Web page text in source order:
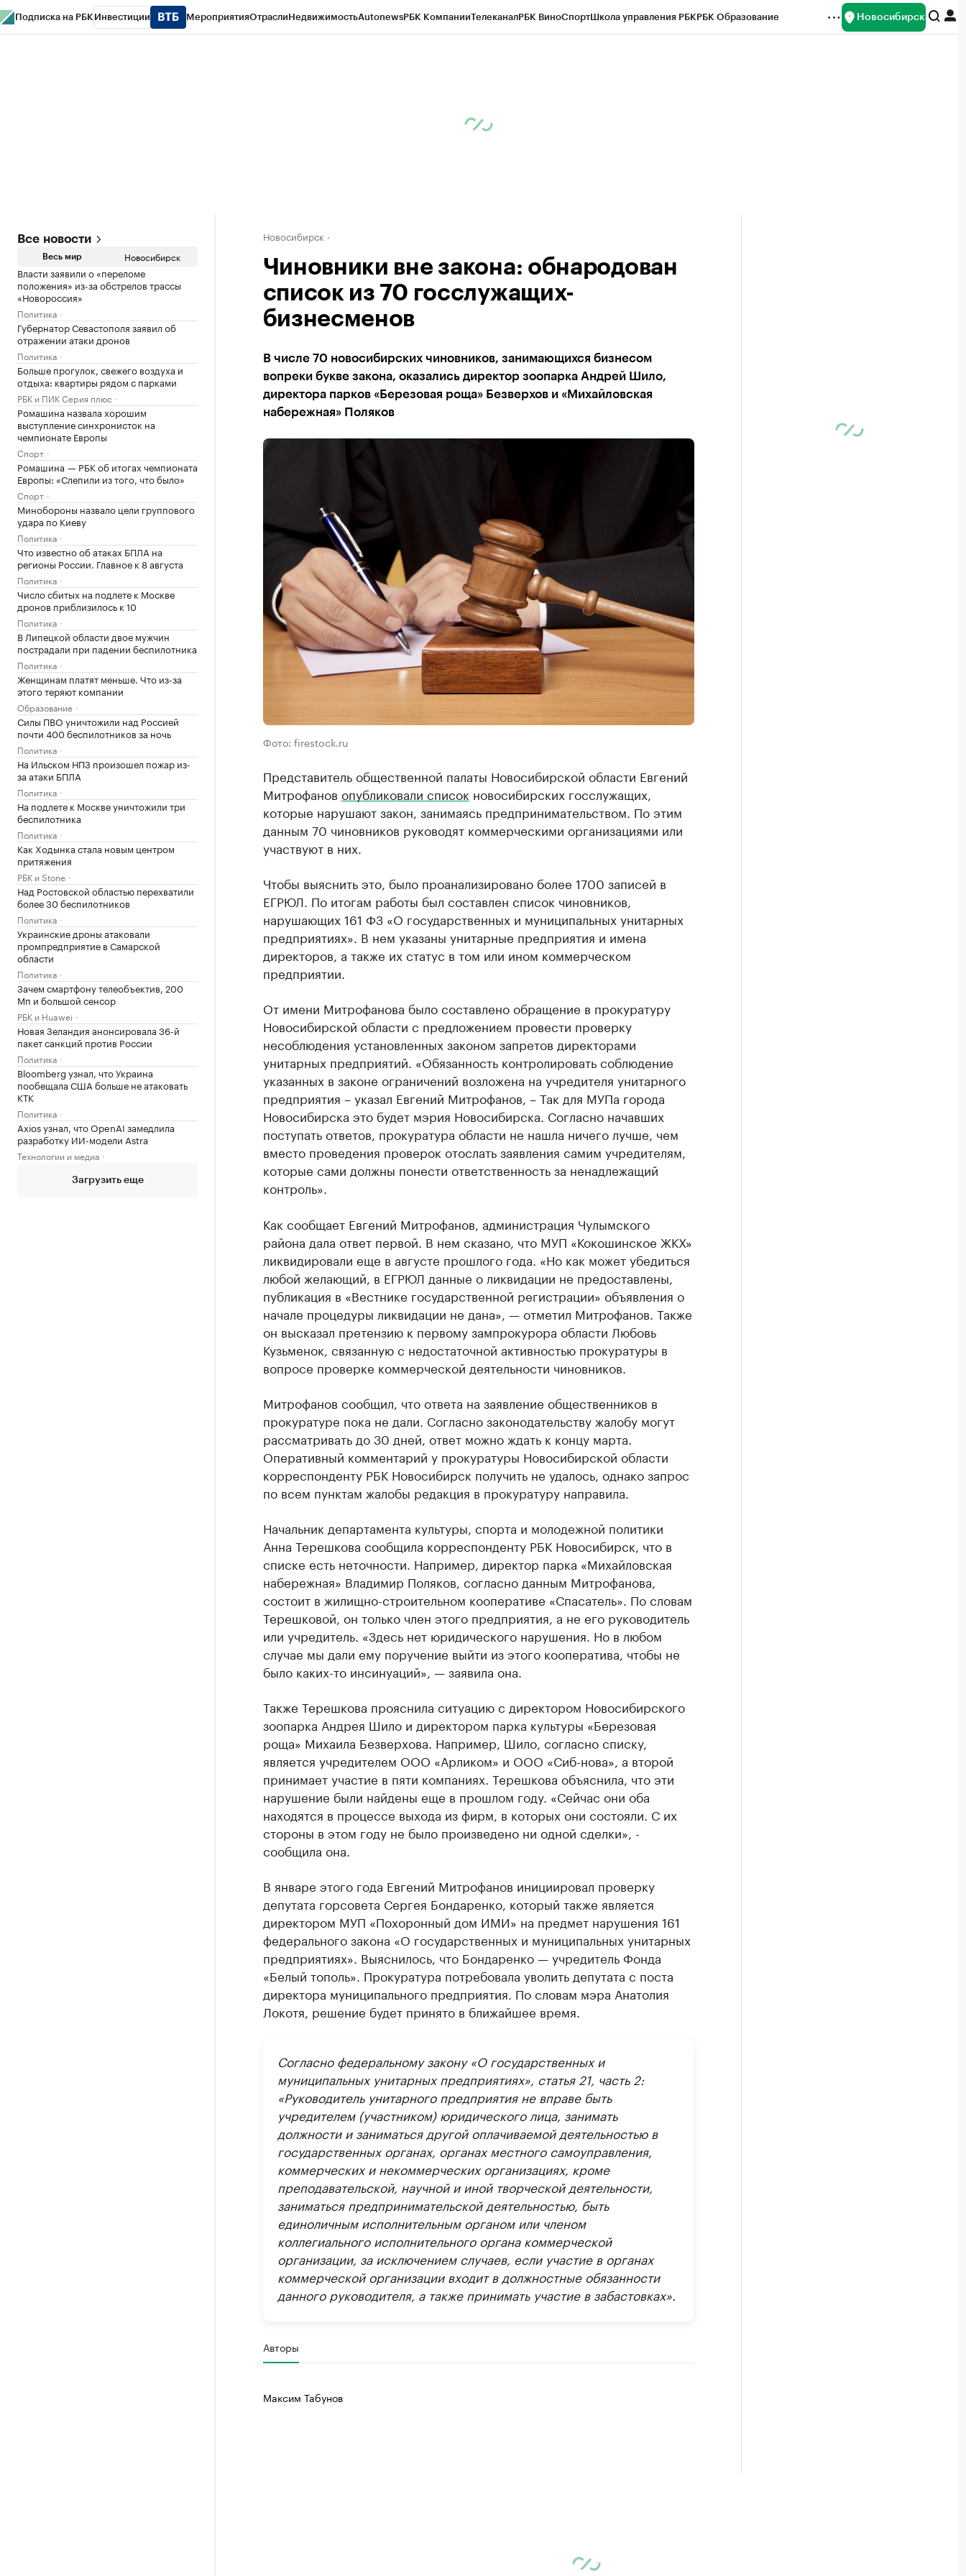
Подписка на РБК Инвестиции МероприятияОтраслиНедвижимостьAutonewsРБК КомпанииТелеканалРБК ВиноСпортШкола управления РБКРБК Образование Новосибирск
Все новости
Весь мир Новосибирск
Власти заявили о «переломе
положения» из-за обстрелов трассы
«Новороссия»
Политика
Губернатор Севастополя заявил об
отражении атаки дронов
Политика
Больше прогулок, свежего воздуха и
отдыха: квартиры рядом с парками
РБК и ПИК Серия плюс
Ромашина назвала хорошим
выступление синхронисток на
чемпионате Европы
Спорт
Ромашина — РБК об итогах чемпионата
Европы: «Слепили из того, что было»
Спорт
Минобороны назвало цели группового
удара по Киеву
Политика
Что известно об атаках БПЛА на
регионы России. Главное к 8 августа
Политика
Число сбитых на подлете к Москве
дронов приблизилось к 10
Политика
В Липецкой области двое мужчин
пострадали при падении беспилотника
Политика
Женщинам платят меньше. Что из-за
этого теряют компании
Образование
Силы ПВО уничтожили над Россией
почти 400 беспилотников за ночь
Политика
На Ильском НПЗ произошел пожар из-
за атаки БПЛА
Политика
На подлете к Москве уничтожили три
беспилотника
Политика
Как Ходынка стала новым центром
притяжения
РБК и Stone
Над Ростовской областью перехватили
более 30 беспилотников
Политика
Украинские дроны атаковали
промпредприятие в Самарской
области
Политика
Зачем смартфону телеобъектив, 200
Мп и большой сенсор
РБК и Huawei
Новая Зеландия анонсировала 36-й
пакет санкций против России
Политика
Bloomberg узнал, что Украина
пообещала США больше не атаковать
КТК
Политика
Axios узнал, что OpenAI замедлила
разработку ИИ-модели Astra
Технологии и медиа
Загрузить еще
Новосибирск
Чиновники вне закона: обнародован
список из 70 госслужащих-
бизнесменов
В числе 70 новосибирских чиновников, занимающихся бизнесом
вопреки букве закона, оказались директор зоопарка Андрей Шило,
директора парков «Березовая роща» Безверхов и «Михайловская
набережная» Поляков
Фото: firestock.ru
Представитель общественной палаты Новосибирской области Евгений
Митрофанов опубликовали список новосибирских госслужащих,
которые нарушают закон, занимаясь предпринимательством. По этим
данным 70 чиновников руководят коммерческими организациями или
участвуют в них.
Чтобы выяснить это, было проанализировано более 1700 записей в
ЕГРЮЛ. По итогам работы был составлен список чиновников,
нарушающих 161 ФЗ «О государственных и муниципальных унитарных
предприятиях». В нем указаны унитарные предприятия и имена
директоров, а также их статус в том или ином коммерческом
предприятии.
От имени Митрофанова было составлено обращение в прокуратуру
Новосибирской области с предложением провести проверку
несоблюдения установленных законом запретов директорами
унитарных предприятий. «Обязанность контролировать соблюдение
указанных в законе ограничений возложена на учредителя унитарного
предприятия – указал Евгений Митрофанов, – Так для МУПа города
Новосибирска это будет мэрия Новосибирска. Согласно начавших
поступать ответов, прокуратура области не нашла ничего лучше, чем
вместо проведения проверок отослать заявления самим учредителям,
которые сами должны понести ответственность за ненадлежащий
контроль».
Как сообщает Евгений Митрофанов, администрация Чулымского
района дала ответ первой. В нем сказано, что МУП «Кокошинское ЖКХ»
ликвидировали еще в августе прошлого года. «Но как может убедиться
любой желающий, в ЕГРЮЛ данные о ликвидации не предоставлены,
публикация в «Вестнике государственной регистрации» объявления о
начале процедуры ликвидации не дана», — отметил Митрофанов. Также
он высказал претензию к первому зампрокурора области Любовь
Кузьменок, связанную с недостаточной активностью прокуратуры в
вопросе проверке коммерческой деятельности чиновников.
Митрофанов сообщил, что ответа на заявление общественников в
прокуратуре пока не дали. Согласно законодательству жалобу могут
рассматривать до 30 дней, ответ можно ждать к концу марта.
Оперативный комментарий у прокуратуры Новосибирской области
корреспонденту РБК Новосибирск получить не удалось, однако запрос
по всем пунктам жалобы редакция в прокуратуру направила.
Начальник департамента культуры, спорта и молодежной политики
Анна Терешкова сообщила корреспонденту РБК Новосибирск, что в
списке есть неточности. Например, директор парка «Михайловская
набережная» Владимир Поляков, согласно данным Митрофанова,
состоит в жилищно-строительном кооперативе «Спасатель». По словам
Терешковой, он только член этого предприятия, а не его руководитель
или учредитель. «Здесь нет юридического нарушения. Но в любом
случае мы дали ему поручение выйти из этого кооператива, чтобы не
было каких-то инсинуаций», — заявила она.
Также Терешкова прояснила ситуацию с директором Новосибирского
зоопарка Андрея Шило и директором парка культуры «Березовая
роща» Михаила Безверхова. Например, Шило, согласно списку,
является учредителем ООО «Арликом» и ООО «Сиб-нова», а второй
принимает участие в пяти компаниях. Терешкова объяснила, что эти
нарушение были найдены еще в прошлом году. «Сейчас они оба
находятся в процессе выхода из фирм, в которых они состояли. С их
стороны в этом году не было произведено ни одной сделки», -
сообщила она.
В январе этого года Евгений Митрофанов инициировал проверку
депутата горсовета Сергея Бондаренко, который также является
директором МУП «Похоронный дом ИМИ» на предмет нарушения 161
федерального закона «О государственных и муниципальных унитарных
предприятиях». Выяснилось, что Бондаренко — учредитель Фонда
«Белый тополь». Прокуратура потребовала уволить депутата с поста
директора муниципального предприятия. По словам мэра Анатолия
Локотя, решение будет принято в ближайшее время.
Согласно федеральному закону «О государственных и
муниципальных унитарных предприятиях», статья 21, часть 2:
«Руководитель унитарного предприятия не вправе быть
учредителем (участником) юридического лица, занимать
должности и заниматься другой оплачиваемой деятельностью в
государственных органах, органах местного самоуправления,
коммерческих и некоммерческих организациях, кроме
преподавательской, научной и иной творческой деятельности,
заниматься предпринимательской деятельностью, быть
единоличным исполнительным органом или членом
коллегиального исполнительного органа коммерческой
организации, за исключением случаев, если участие в органах
коммерческой организации входит в должностные обязанности
данного руководителя, а также принимать участие в забастовках».
Авторы
Максим Табунов